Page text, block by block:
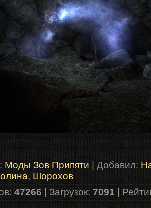
: Моды Зов Припяти | Добавил:
,Шорохов
:47266| Загрузок:7091|